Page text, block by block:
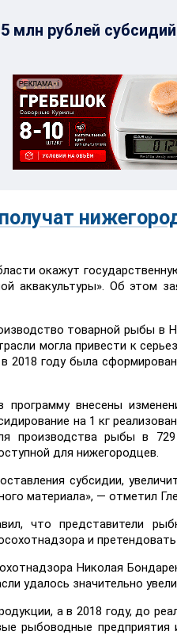
млн рублей
окажут
аквакультуры». Об этом
товарной рыбы в
могла привести к
2018 году была
внесены
на 1 кг
производства рыбы в
для нижегородцев.
субсидии,
материала», — отметил
что представители
и
Николая
удалось значительно
а в 2018 году, до
рыбоводные